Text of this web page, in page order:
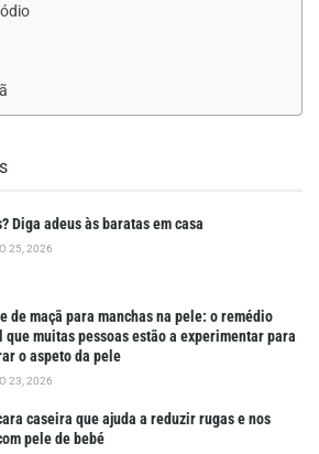
Diga adeus às baratas em casa
25, 2026
de maçã para manchas na pele: o remédio
que muitas pessoas estão a experimentar para
o aspeto da pele
23, 2026
caseira que ajuda a reduzir rugas e nos
pele de bebé